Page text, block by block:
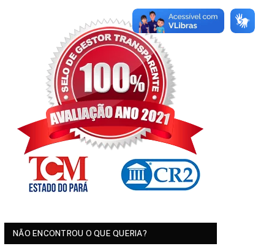
NÃO ENCONTROU O QUE QUERIA?